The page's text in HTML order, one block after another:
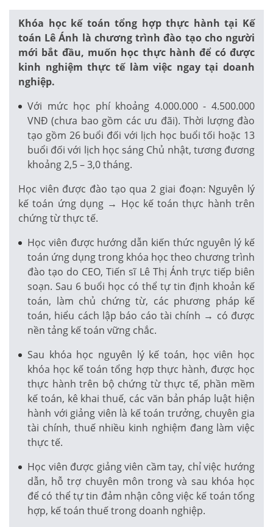
Khóa học kế toán tổng hợp thực hành tại Kế
toán Lê Ánh là chương trình đào tạo cho người
mới bắt đầu, muốn học thực hành để có được
kinh nghiệm thực tế làm việc ngay tại doanh
nghiệp.
Với mức học phí khoảng 4.000.000 - 4.500.000
VNĐ (chưa bao gồm các ưu đãi). Thời lượng đào
tạo gồm 26 buổi đối với lịch học buổi tối hoặc 13
buổi đối với lịch học sáng Chủ nhật, tương đương
khoảng 2,5 – 3,0 tháng.
Học viên được đào tạo qua 2 giai đoạn: Nguyên lý
kế toán ứng dụng → Học kế toán thực hành trên
chứng từ thực tế.
Học viên được hướng dẫn kiến thức nguyên lý kế
toán ứng dụng trong khóa học theo chương trình
đào tạo do CEO, Tiến sĩ Lê Thị Ánh trực tiếp biên
soạn. Sau 6 buổi học có thể tự tin định khoản kế
toán, làm chủ chứng từ, các phương pháp kế
toán, hiểu cách lập báo cáo tài chính → có được
nền tảng kế toán vững chắc.
Sau khóa học nguyên lý kế toán, học viên học
khóa học kế toán tổng hợp thực hành, được học
thực hành trên bộ chứng từ thực tế, phần mềm
kế toán, kê khai thuế, các văn bản pháp luật hiện
hành với giảng viên là kế toán trưởng, chuyên gia
tài chính, thuế nhiều kinh nghiệm đang làm việc
thực tế.
Học viên được giảng viên cầm tay, chỉ việc hướng
dẫn, hỗ trợ chuyên môn trong và sau khóa học
để có thể tự tin đảm nhận công việc kế toán tổng
hợp, kế toán thuế trong doanh nghiệp.